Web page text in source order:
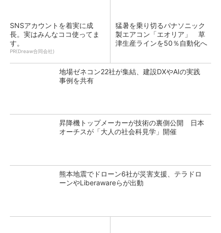
SNSアカウントを着実に成
長。実はみんなココ使ってま
す。
PR(Dreaw合同会社)
猛暑を乗り切るパナソニック
製エアコン「エオリア」 草
津生産ラインを50％自動化へ
地場ゼネコン22社が集結、建設DXやAIの実践
事例を共有
昇降機トップメーカーが技術の裏側公開 日本
オーチスが「大人の社会科見学」開催
熊本地震でドローン6社が災害支援、テラドロ
ーンやLiberawareらが出動